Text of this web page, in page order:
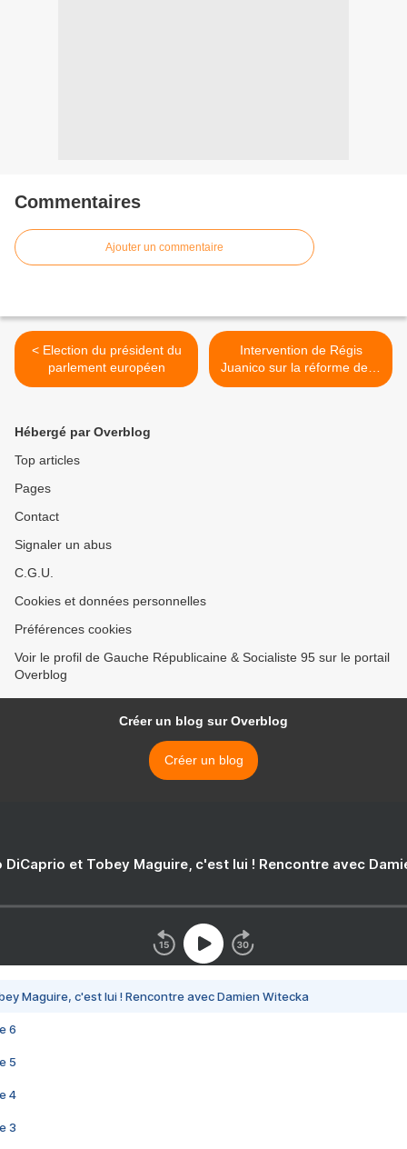
Commentaires
Ajouter un commentaire
< Election du président du
parlement européen
Intervention de Régis
Juanico sur la réforme de la
professionnelle >
Hébergé par Overblog
Top articles
Pages
Contact
Signaler un abus
C.G.U.
Cookies et données personnelles
Préférences cookies
Voir le profil de Gauche Républicaine & Socialiste 95 sur le portail
Overblog
Créer un blog sur Overblog
Créer un blog
DiCaprio et Tobey Maguire, c'est lui ! Rencontre avec
Maguire, c'est lui ! Rencontre avec Damien Witecka
6
5
4
3